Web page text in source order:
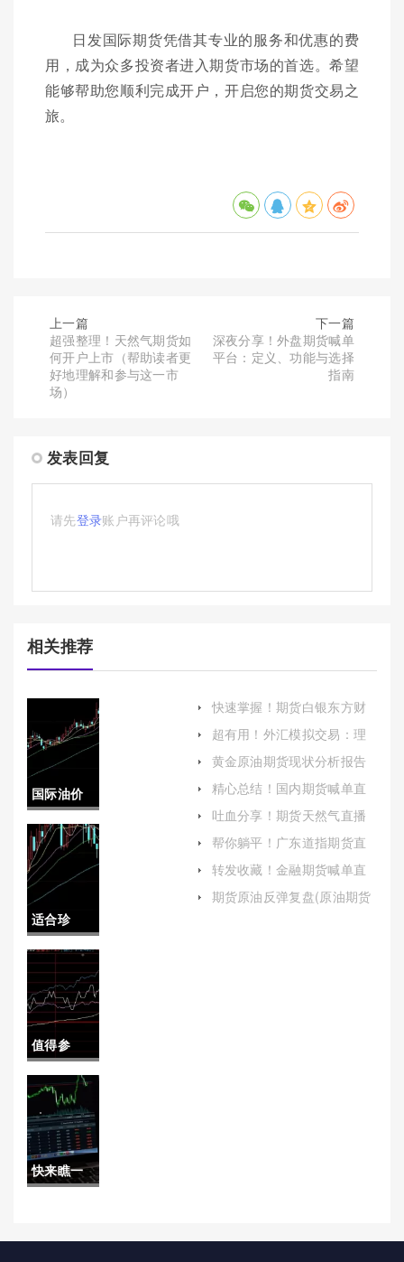
日发国际期货凭借其专业的服务和优惠的费
用，成为众多投资者进入期货市场的首选。希望
能够帮助您顺利完成开户，开启您的期货交易之
旅。
上一篇
超强整理！天然气期货如
何开户上市（帮助读者更
好地理解和参与这一市
场）
下一篇
深夜分享！外盘期货喊单
平台：定义、功能与选择
指南
发表回复
请先登录账户再评论哦
相关推荐
国际油价
原油(国际
油价原油
价格)
适合珍
藏！国内
期货手续
费价格
（有助于
投资者更
好地控制
交易成
本）
值得参
考！杭州
黄金期货
开户(制定
合理的交
快来瞧一
期货钠指
快速掌握！期货白银东方财
地理解和运用保证金进行交
易）
超有用！外汇模拟交易：理
黄金原油期货现状分析报告
精心总结！国内期货喊单直
阱？
吐血分享！期货天然气直播
帮你躺平！广东道指期货直
情东方财富网)
转发收藏！金融期货喊单直
的市场分析和交易建议)
期货原油反弹复盘(原油期货